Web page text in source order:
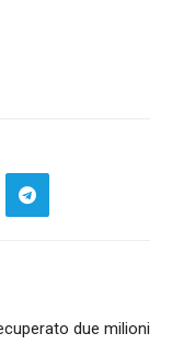
due milioni